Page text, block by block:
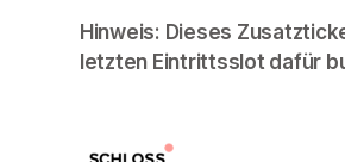
Hinweis: Dieses
letzten Eintrittsslot dafür